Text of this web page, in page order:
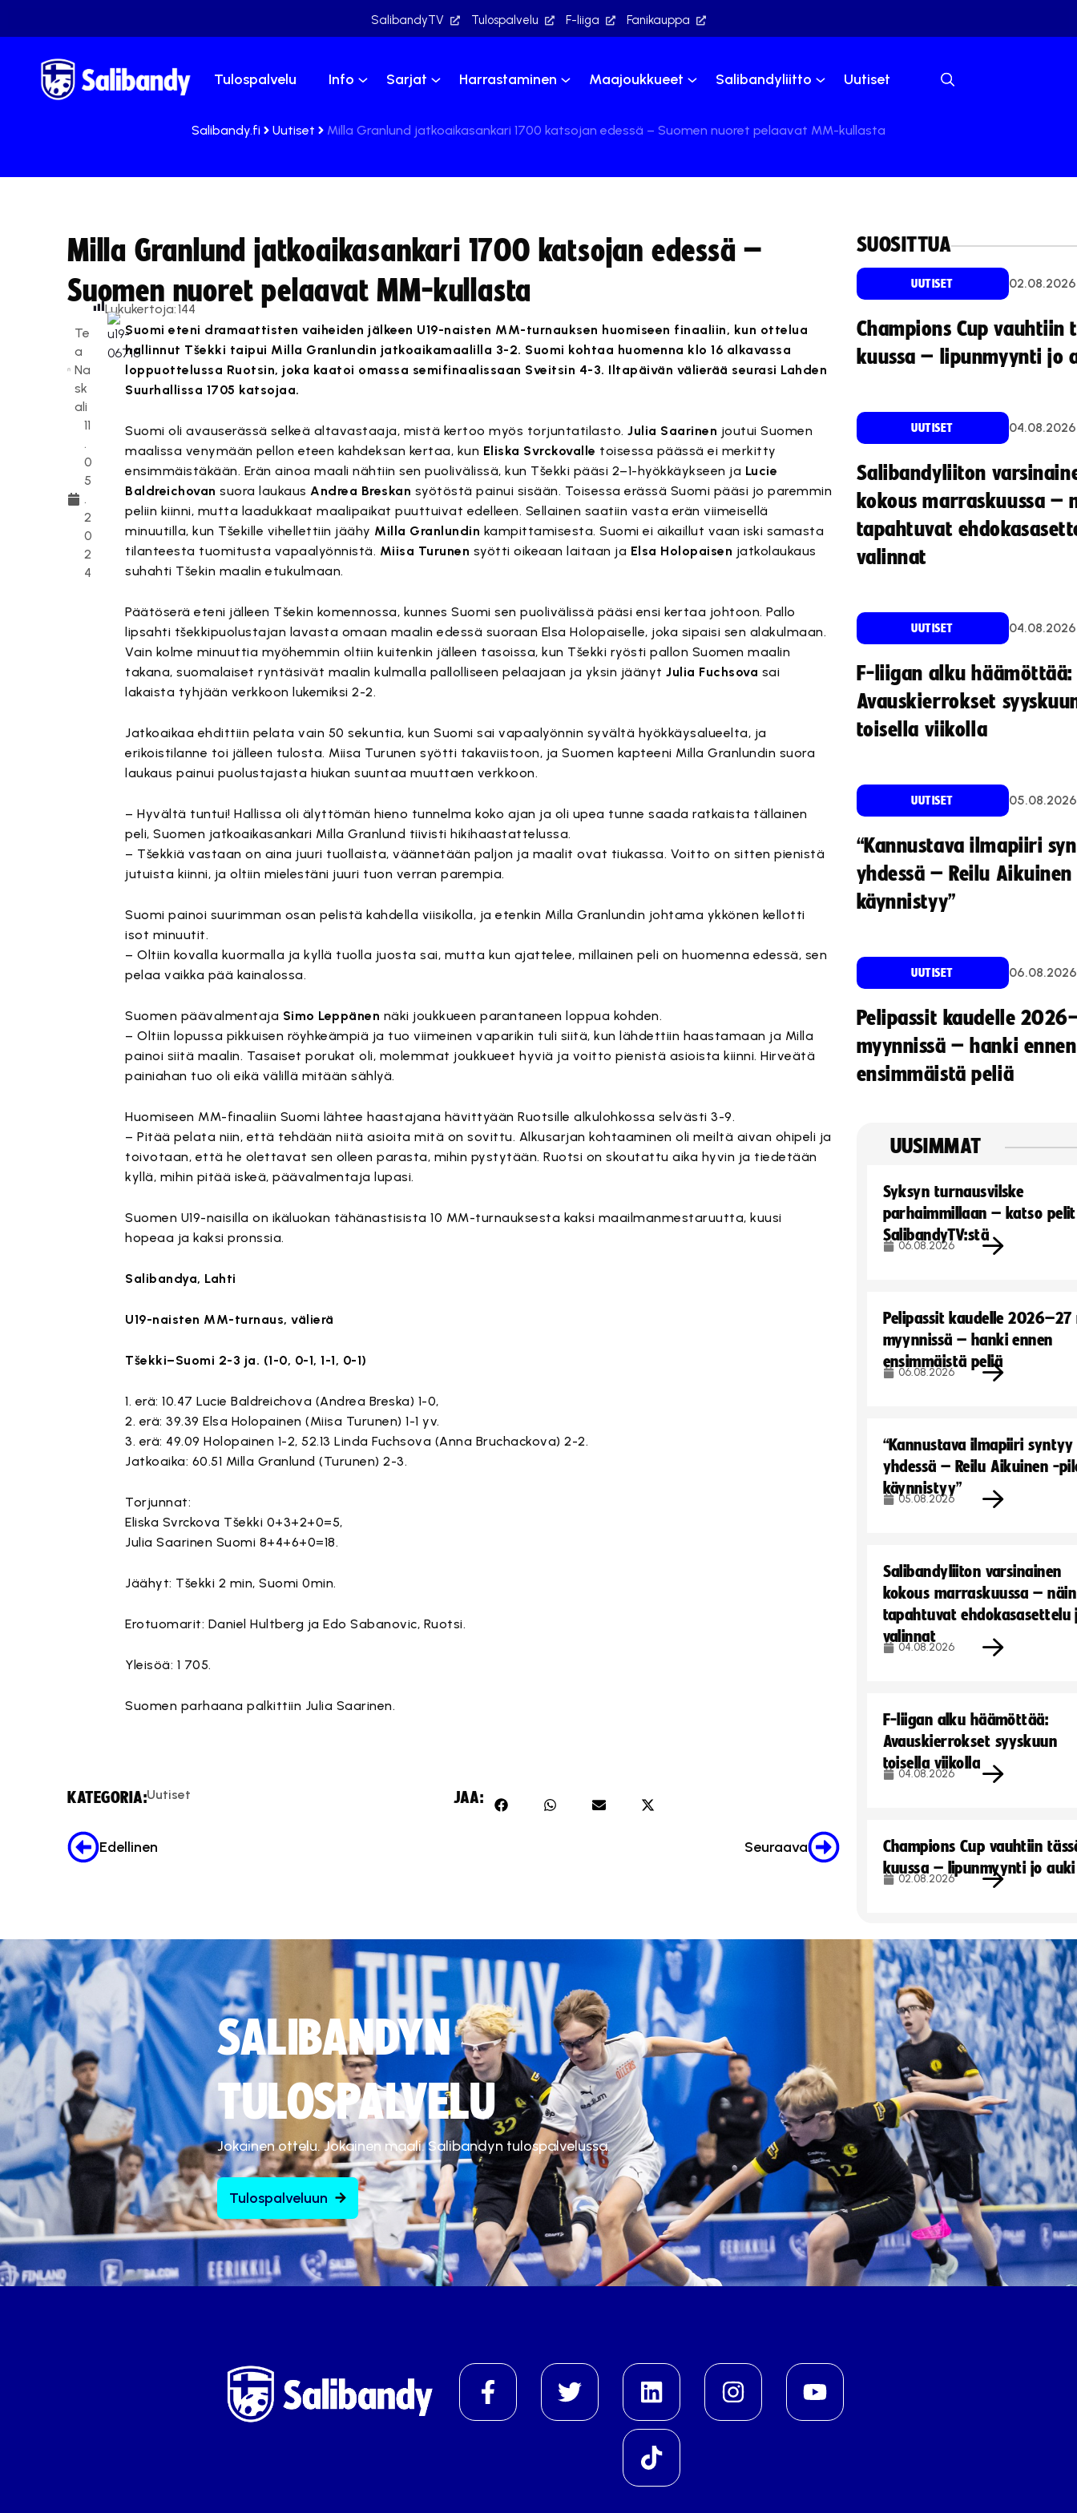
SalibandyTV Tulospalvelu F-liiga Fanikauppa
Tulospalvelu Info Sarjat Harrastaminen Maajoukkueet Salibandyliitto Uutiset
Salibandy.fi Uutiset Milla Granlund jatkoaikasankari 1700 katsojan edessä – Suomen nuoret pelaavat MM-kullasta
Milla Granlund jatkoaikasankari 1700 katsojan edessä –
Suomen nuoret pelaavat MM-kullasta
Te
a
Na
sk
ali
11
.
0
5
.
2
0
2
4
Lukukertoja:144
Suomi eteni dramaattisten vaiheiden jälkeen U19-naisten MM-turnauksen huomiseen finaaliin, kun ottelua
hallinnut Tšekki taipui Milla Granlundin jatkoaikamaalilla 3-2. Suomi kohtaa huomenna klo 16 alkavassa
loppuottelussa Ruotsin, joka kaatoi omassa semifinaalissaan Sveitsin 4-3. Iltapäivän välierää seurasi Lahden
Suurhallissa 1705 katsojaa.
Suomi oli avauserässä selkeä altavastaaja, mistä kertoo myös torjuntatilasto.Julia Saarinen joutui Suomen
maalissa venymään pellon eteen kahdeksan kertaa, kun Eliska Svrckovalle toisessa päässä ei merkitty
ensimmäistäkään. Erän ainoa maali nähtiin sen puolivälissä, kun Tšekki pääsi 2–1-hyökkäykseen ja Lucie
Baldreichovan suora laukausAndrea Breskan syötöstä painui sisään. Toisessa erässä Suomi pääsi jo paremmin
peliin kiinni, mutta laadukkaat maalipaikat puuttuivat edelleen. Sellainen saatiin vasta erän viimeisellä
minuutilla, kun Tšekille vihellettiin jäähy Milla Granlundin kampittamisesta. Suomi ei aikaillut vaan iski samasta
tilanteesta tuomitusta vapaalyönnistä. Miisa Turunen syötti oikeaan laitaan ja Elsa Holopaisen jatkolaukaus
suhahti Tšekin maalin etukulmaan.
Päätöserä eteni jälleen Tšekin komennossa, kunnes Suomi sen puolivälissä pääsi ensi kertaa johtoon. Pallo
lipsahti tšekkipuolustajan lavasta omaan maalin edessä suoraan Elsa Holopaiselle, joka sipaisi sen alakulmaan.
Vain kolme minuuttia myöhemmin oltiin kuitenkin jälleen tasoissa, kun Tšekki ryösti pallon Suomen maalin
takana, suomalaiset ryntäsivät maalin kulmalla pallolliseen pelaajaan ja yksin jäänytJulia Fuchsova sai
lakaista tyhjään verkkoon lukemiksi 2-2.
Jatkoaikaa ehdittiin pelata vain 50 sekuntia, kun Suomi sai vapaalyönnin syvältä hyökkäysalueelta, ja
erikoistilanne toi jälleen tulosta. Miisa Turunen syötti takaviistoon, ja Suomen kapteeni Milla Granlundin suora
laukaus painui puolustajasta hiukan suuntaa muuttaen verkkoon.
– Hyvältä tuntui! Hallissa oli älyttömän hieno tunnelma koko ajan ja oli upea tunne saada ratkaista tällainen
peli, Suomen jatkoaikasankari Milla Granlund tiivisti hikihaastattelussa.
– Tšekkiä vastaan on aina juuri tuollaista, väännetään paljon ja maalit ovat tiukassa. Voitto on sitten pienistä
jutuista kiinni, ja oltiin mielestäni juuri tuon verran parempia.
Suomi painoi suurimman osan pelistä kahdella viisikolla, ja etenkin Milla Granlundin johtama ykkönen kellotti
isot minuutit.
– Oltiin kovalla kuormalla ja kyllä tuolla juosta sai, mutta kun ajattelee, millainen peli on huomenna edessä, sen
pelaa vaikka pää kainalossa.
Suomen päävalmentaja Simo Leppänen näki joukkueen parantaneen loppua kohden.
– Oltiin lopussa pikkuisen röyhkeämpiä ja tuo viimeinen vaparikin tuli siitä, kun lähdettiin haastamaan ja Milla
painoi siitä maalin. Tasaiset porukat oli, molemmat joukkueet hyviä ja voitto pienistä asioista kiinni. Hirveätä
painiahan tuo oli eikä välillä mitään sählyä.
Huomiseen MM-finaaliin Suomi lähtee haastajana hävittyään Ruotsille alkulohkossa selvästi 3-9.
– Pitää pelata niin, että tehdään niitä asioita mitä on sovittu. Alkusarjan kohtaaminen oli meiltä aivan ohipeli ja
toivotaan, että he olettavat sen olleen parasta, mihin pystytään. Ruotsi on skoutattu aika hyvin ja tiedetään
kyllä, mihin pitää iskeä, päävalmentaja lupasi.
Suomen U19-naisilla on ikäluokan tähänastisista 10 MM-turnauksesta kaksi maailmanmestaruutta, kuusi
hopeaa ja kaksi pronssia.
Salibandya, Lahti
U19-naisten MM-turnaus, välierä
Tšekki–Suomi 2-3 ja. (1-0, 0-1, 1-1, 0-1)
1. erä: 10.47 Lucie Baldreichova (Andrea Breska) 1-0,
2. erä: 39.39 Elsa Holopainen (Miisa Turunen) 1-1 yv.
3. erä: 49.09 Holopainen 1-2, 52.13 Linda Fuchsova (Anna Bruchackova) 2-2.
Jatkoaika: 60.51 Milla Granlund (Turunen) 2-3.
Torjunnat:
Eliska Svrckova Tšekki 0+3+2+0=5,
Julia Saarinen Suomi 8+4+6+0=18.
Jäähyt: Tšekki 2 min, Suomi 0min.
Erotuomarit: Daniel Hultberg ja Edo Sabanovic, Ruotsi.
Yleisöä: 1 705.
Suomen parhaana palkittiin Julia Saarinen.
KATEGORIA:Uutiset JAA:
Edellinen Seuraava
SUOSITTUA
UUTISET 02.08.2026
Champions Cup vauhtiin
kuussa – lipunmyynti jo
UUTISET 04.08.2026
Salibandyliiton
kokous marraskuussa –
tapahtuvat
valinnat
UUTISET 04.08.2026
F-liigan alku häämöttää:
Avauskierrokset
toisella viikolla
UUTISET 05.08.2026
“Kannustava ilmapiiri
yhdessä – Reilu
käynnistyy”
UUTISET 06.08.2026
Pelipassit kaudelle
myynnissä – hanki ennen
ensimmäistä peliä
UUSIMMAT
Syksyn turnausvilske
parhaimmillaan – katso pelit
SalibandyTV:stä
06.08.2026
Pelipassit kaudelle
myynnissä – hanki ennen
ensimmäistä peliä
06.08.2026
“Kannustava ilmapiiri syntyy
yhdessä – Reilu Aikuinen -
käynnistyy”
05.08.2026
Salibandyliiton varsinainen
kokous marraskuussa – näin
tapahtuvat ehdokasasettelu
valinnat
04.08.2026
F-liigan alku häämöttää:
Avauskierrokset syyskuun
toisella viikolla
04.08.2026
Champions Cup vauhtiin
kuussa – lipunmyynti jo auki
02.08.2026
SALIBANDYN
TULOSPALVELU
Jokainen ottelu. Jokainen maali. Salibandyn tulospalvelussa.
Tulospalveluun